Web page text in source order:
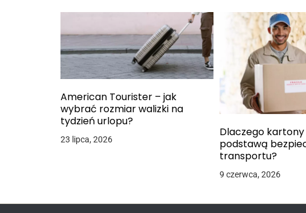
American Tourister – jak
wybrać rozmiar walizki na
tydzień urlopu?
23 lipca, 2026
Dlaczego
podstawą
transportu?
9 czerwca, 2026